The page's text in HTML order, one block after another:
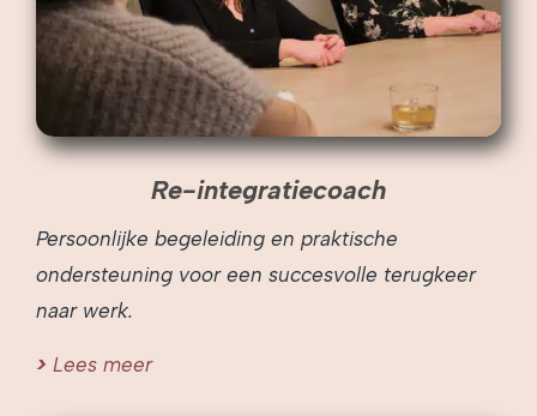
Re-integratiecoach
Persoonlijke begeleiding en praktische
ondersteuning voor een succesvolle terugkeer
naar werk.
Lees meer